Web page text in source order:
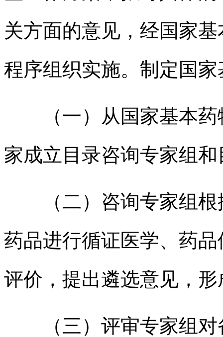
关方面的意见，经国家
程序组织实施。制定国
（一）从国家基本
家成立目录咨询专家组
（二）咨询专家组
药品进行循证医学、药
评价，提出遴选意见，
（三）评审专家组